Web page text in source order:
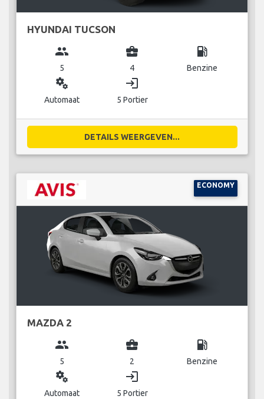
HYUNDAI TUCSON
group
5
business_center
4
local_gas_station
Benzine
miscellaneous_services
Automaat
login
5 Portier
DETAILS WEERGEVEN...
ECONOMY
MAZDA 2
group
5
business_center
2
local_gas_station
Benzine
miscellaneous_services
Automaat
login
5 Portier